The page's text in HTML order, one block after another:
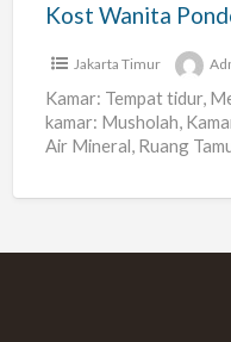
Kost Wanita
Jakarta Timur
Kamar: Tempat tidur,
kamar: Musholah,
Air Mineral, Ruang